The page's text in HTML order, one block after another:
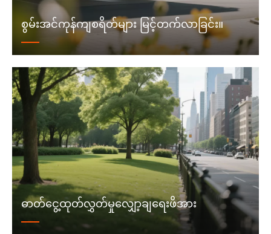
စွမ်းအင်ကုန်ကျစရိတ်များ မြင့်တက်လာခြင်း။
ဓာတ်ငွေ့ထုတ်လွှတ်မှုလျှော့ချရေးဖိအား